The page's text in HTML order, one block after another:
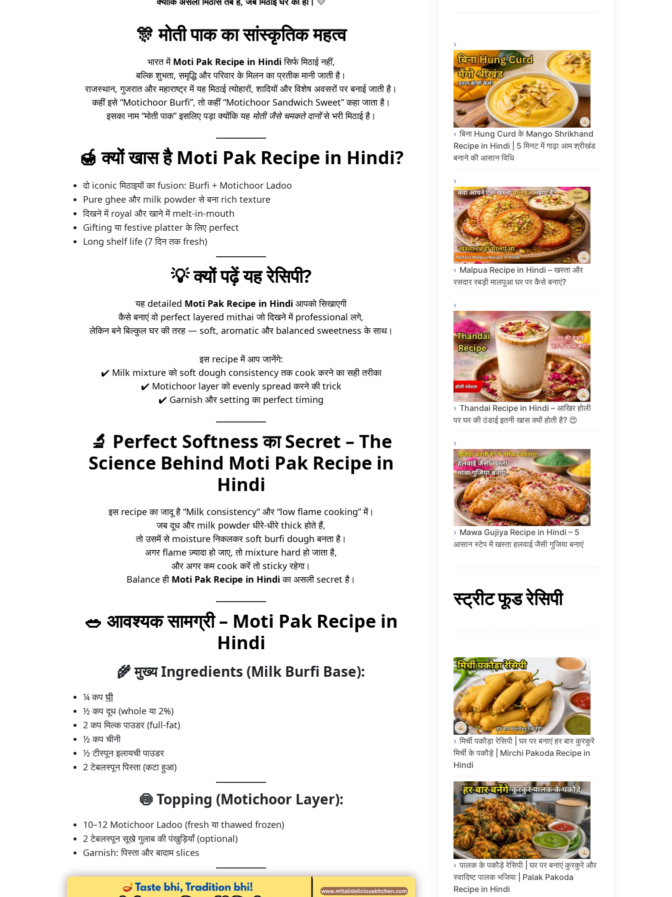
🎊मोती पाक का सांस्कृतिक महत्व
भारत में Moti Pak Recipe in Hindiसिर्फ मिठाई नहीं,
बल्कि शुभता, समृद्धि और परिवार के मिलन का प्रतीक मानी जाती है।
राजस्थान, गुजरात और महाराष्ट्र में यह मिठाई त्योहारों, शादियों और विशेष अवसरों पर बनाई जाती है।
कहीं इसे “Motichoor Burfi”, तो कहीं “Motichoor Sandwich Sweet” कहा जाता है।
इसका नाम “मोती पाक” इसलिए पड़ा क्योंकि यह मोती जैसे चमकते दानोंसे भरी मिठाई है।
🍯क्यों खास है Moti Pak Recipe in Hindi?
दो iconic मिठाइयों का fusion: Burfi + Motichoor Ladoo
Pure ghee और milk powder से बना rich texture
दिखने में royal और खाने में melt-in-mouth
Gifting या festive platter के लिए perfect
Long shelf life (7 दिन तक fresh)
💡क्यों पढ़ें यह रेसिपी?
यह detailed Moti Pak Recipe in Hindi आपको सिखाएगी
कैसे बनाएं वो perfect layered mithai जो दिखने में professional लगे,
लेकिन बने बिल्कुल घर की तरह — soft, aromatic और balanced sweetness के साथ।
इस recipe में आप जानेंगे:
✔️ Milk mixture को soft dough consistency तक cook करने का सही तरीका
✔️ Motichoor layer को evenly spread करने की trick
✔️ Garnish और setting का perfect timing
🔬 Perfect Softness का Secret – The
Science Behind Moti Pak Recipe in
Hindi
इस recipe का जादू है “Milk consistency” और “low flame cooking” में।
जब दूध और milk powder धीरे-धीरे thick होते हैं,
तो उसमें से moisture निकलकर soft burfi dough बनता है।
अगर flame ज़्यादा हो जाए, तो mixture hard हो जाता है,
और अगर कम cook करें तो sticky रहेगा।
Balance ही Moti Pak Recipe in Hindiका असली secret है।
🥗 आवश्यक सामग्री – Moti Pak Recipe in
Hindi
🌾मुख्य Ingredients (Milk Burfi Base):
¼ कपघी
½ कप दूध (whole या 2%)
2 कप मिल्क पाउडर (full-fat)
½ कप चीनी
½ टीस्पून इलायची पाउडर
2 टेबलस्पून पिस्ता (कटा हुआ)
🍥Topping (Motichoor Layer):
10–12 Motichoor Ladoo (fresh या thawed frozen)
2 टेबलस्पून सूखे गुलाब की पंखुड़ियाँ (optional)
Garnish: पिस्ता और बादाम slices
बिना Hung Curd के Mango Shrikhand
Recipe in Hindi | 5 मिनट में गाढ़ा आम श्रीखंड
बनाने की आसान विधि
Malpua Recipe in Hindi – खस्ता और
रसदार रबड़ी मालपुआ घर पर कैसे बनाएं?
Thandai Recipe in Hindi – आखिर होली
पर घर की ठंडाई इतनी खास क्यों होती है? 😍
Mawa Gujiya Recipe in Hindi – 5
आसान स्टेप में खस्ता हलवाई जैसी गुजिया बनाएं
स्ट्रीट फूड रेसिपी
मिर्ची पकौड़ा रेसिपी | घर पर बनाएं हर बार कुरकुरे
मिर्ची के पकौड़े | Mirchi Pakoda Recipe in
Hindi
पालक के पकौड़े रेसिपी | घर पर बनाएं कुरकुरे और
स्वादिष्ट पालक भजिया | Palak Pakoda
Recipe in Hindi